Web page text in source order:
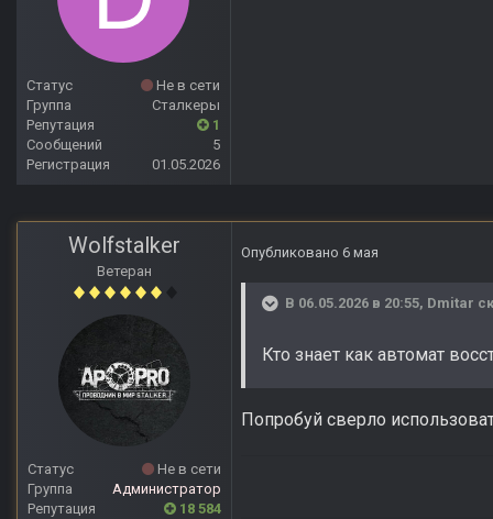
Статус
Не в сети
Группа
Сталкеры
Репутация
1
Сообщений
5
Регистрация
01.05.2026
Wolfstalker
Ветеран
Статус
Не в сети
Группа
Администратор
Репутация
18 584
Опубликовано 6 мая
В 06.05.2026 в 20:55, Dmitar
Кто знает как автомат
Попробуй сверло